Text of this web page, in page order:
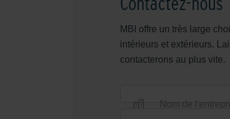
MBI offre un très large
intérieurs et extérieurs.
contacterons au plus vite.
Nom de